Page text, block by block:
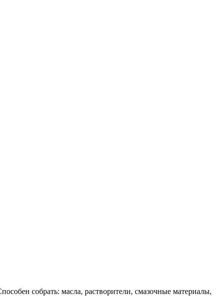
собрать: масла, растворители, смазочные материалы,